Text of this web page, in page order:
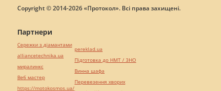
Copyright © 2014-2026 «Протокол». Всі права захищені.
Партнери
Сережки з діамантами
alliancetechnika.ua
миралинкс
Веб мастер
https://motokosmos.ua/
pereklad.ua
Підготовка до НМТ / ЗНО
Винна шафа
Перевезення хворих